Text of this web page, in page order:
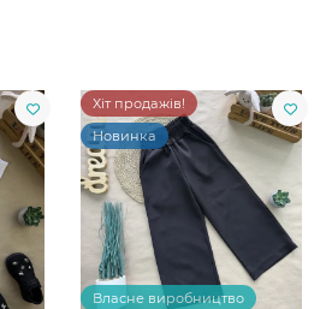
Хіт продажів!
Новинка
Власне виробництво